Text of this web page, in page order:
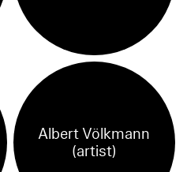
Albert Völkmann
(artist)